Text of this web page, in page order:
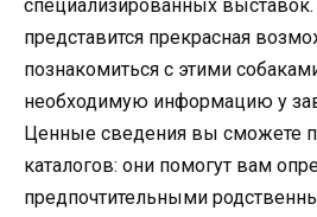
специализированных
представится прекрасная
познакомиться с этими
необходимую информацию у
Ценные сведения вы сможете
каталогов: они помогут вам
предпочтительными